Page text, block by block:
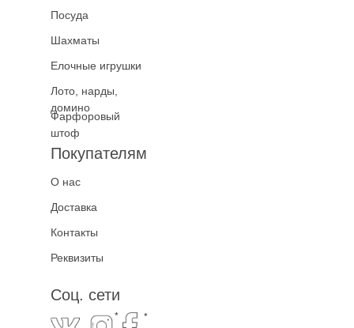
Доставка
Контакты
Реквизиты
Посуда
Шахматы
Покупателям
Соц. сети
* *
Елочные игрушки
Лото, нарды,
домино
Фарфоровый
штоф
О нас